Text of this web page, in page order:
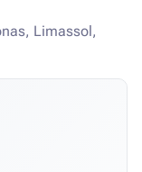
Limassol,